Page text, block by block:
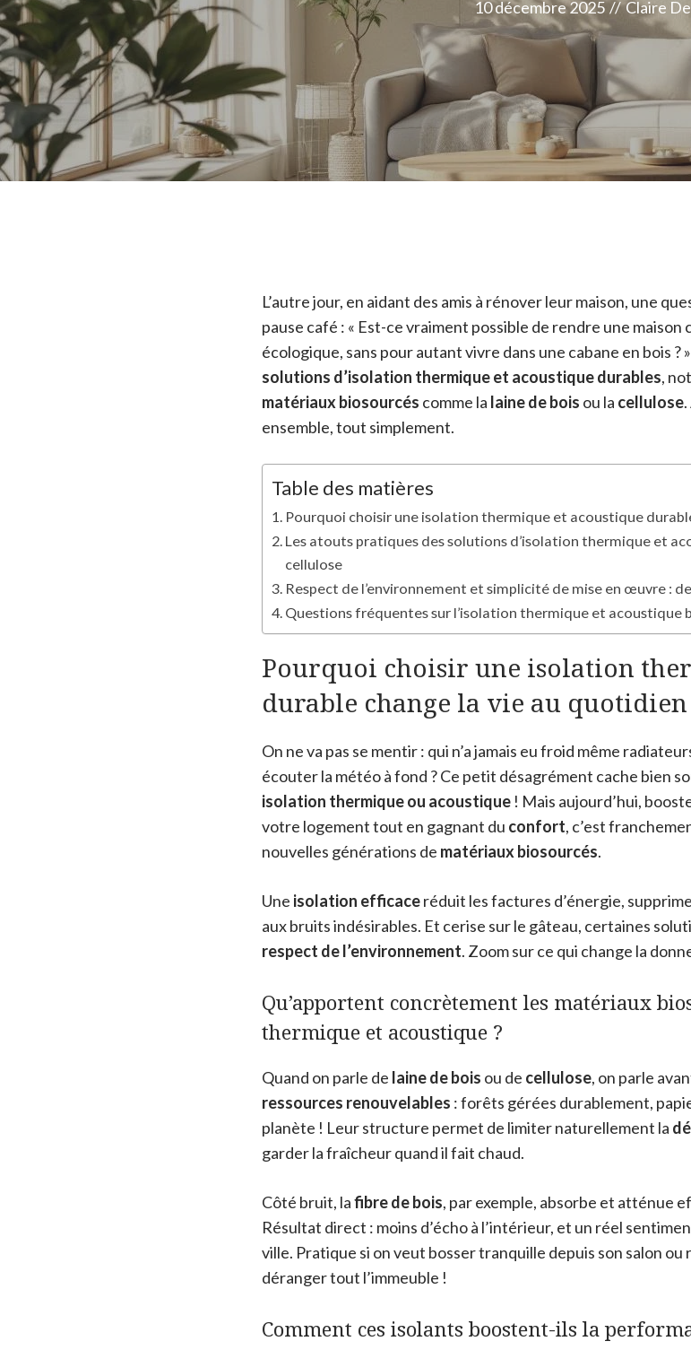
10 décembre 2025 // Claire
L’autre jour, en aidant des amis à rénover leur maison, une
pause café : « Est-ce vraiment possible de rendre une
écologique, sans pour autant vivre dans une cabane en bois ?
solutions d’isolation thermique et acoustique durables,
matériaux biosourcés comme la laine de bois ou la cellulose
ensemble, tout simplement.
Table des matières
Pourquoi choisir une isolation thermique et acoustique
Les atouts pratiques des solutions d’isolation thermique et
cellulose
Respect de l’environnement et simplicité de mise en œuvre :
Questions fréquentes sur l’isolation thermique et acoustique
Pourquoi choisir une isolation
durable change la vie au quotidien
On ne va pas se mentir : qui n’a jamais eu froid même
écouter la météo à fond ? Ce petit désagrément cache bien
isolation thermique ou acoustique ! Mais aujourd’hui,
votre logement tout en gagnant du confort, c’est
nouvelles générations de matériaux biosourcés.
Une isolation efficaceréduit les factures d’énergie,
aux bruits indésirables. Et cerise sur le gâteau, certaines
respect de l’environnement. Zoom sur ce qui change la
Qu’apportent concrètement les matériaux
thermique et acoustique ?
Quand on parle de laine de bois ou de cellulose, on parle
ressources renouvelables : forêts gérées durablement,
planète ! Leur structure permet de limiter naturellement la
garder la fraîcheur quand il fait chaud.
Côté bruit, lafibre de bois, par exemple, absorbe et atténue
Résultat direct : moins d’écho à l’intérieur, et un réel
ville. Pratique si on veut bosser tranquille depuis son salon
déranger tout l’immeuble !
Comment ces isolants boostent-ils la